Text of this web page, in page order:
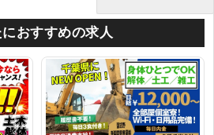
おすすめの求人